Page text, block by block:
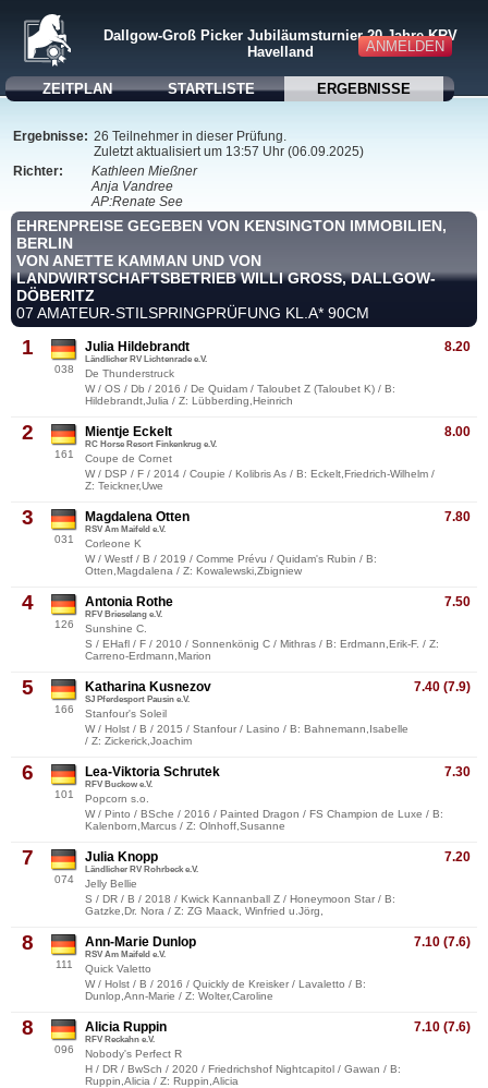
ANMELDEN
Dallgow-Groß Picker Jubiläumsturnier 20 Jahre KRV
Havelland
ZEITPLAN STARTLISTE ERGEBNISSE
Ergebnisse: 26 Teilnehmer in dieser Prüfung.
Zuletzt aktualisiert um 13:57 Uhr (06.09.2025)
Richter:
Kathleen Mießner
Anja Vandree
AP:Renate See
EHRENPREISE GEGEBEN VON KENSINGTON IMMOBILIEN,
BERLIN
VON ANETTE KAMMAN UND VON
LANDWIRTSCHAFTSBETRIEB WILLI GROSS, DALLGOW-D
ÖBERITZ
07 AMATEUR-STILSPRINGPRÜFUNG KL.A* 90CM
1
038
8.20
Julia Hildebrandt
Ländlicher RV Lichtenrade e.V.
De Thunderstruck
W / OS / Db / 2016 / De Quidam / Taloubet Z (Taloubet K) / B:
Hildebrandt,Julia / Z: Lübberding,Heinrich
2
161
8.00
Mientje Eckelt
RC Horse Resort Finkenkrug e.V.
Coupe de Cornet
W / DSP / F / 2014 / Coupie / Kolibris As / B: Eckelt,Friedrich-Wilhelm /
Z: Teickner,Uwe
3
031
7.80
Magdalena Otten
RSV Am Maifeld e.V.
Corleone K
W / Westf / B / 2019 / Comme Prévu / Quidam's Rubin / B:
Otten,Magdalena / Z: Kowalewski,Zbigniew
4
126
7.50
Antonia Rothe
RFV Brieselang e.V.
Sunshine C.
S / EHafl / F / 2010 / Sonnenkönig C / Mithras / B: Erdmann,Erik-F. / Z:
Carreno-Erdmann,Marion
5
166
7.40 (7.9)
Katharina Kusnezov
SJ Pferdesport Pausin e.V.
Stanfour's Soleil
W / Holst / B / 2015 / Stanfour / Lasino / B: Bahnemann,Isabelle
/ Z: Zickerick,Joachim
6
101
7.30
Lea-Viktoria Schrutek
RFV Buckow e.V.
Popcorn s.o.
W / Pinto / BSche / 2016 / Painted Dragon / FS Champion de Luxe / B:
Kalenborn,Marcus / Z: Olnhoff,Susanne
7
074
7.20
Julia Knopp
Ländlicher RV Rohrbeck e.V.
Jelly Bellie
S / DR / B / 2018 / Kwick Kannanball Z / Honeymoon Star / B:
Gatzke,Dr. Nora / Z: ZG Maack, Winfried u.Jörg,
8
111
7.10 (7.6)
Ann-Marie Dunlop
RSV Am Maifeld e.V.
Quick Valetto
W / Holst / B / 2016 / Quickly de Kreisker / Lavaletto / B:
Dunlop,Ann-Marie / Z: Wolter,Caroline
8
096
7.10 (7.6)
Alicia Ruppin
RFV Reckahn e.V.
Nobody's Perfect R
H / DR / BwSch / 2020 / Friedrichshof Nightcapitol / Gawan / B:
Ruppin,Alicia / Z: Ruppin,Alicia